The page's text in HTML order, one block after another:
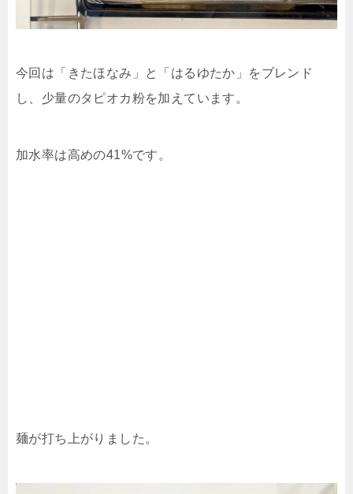
今回は「きたほなみ」と「はるゆたか」をブレンド
し、少量のタピオカ粉を加えています。
加水率は高めの41%です。
麺が打ち上がりました。